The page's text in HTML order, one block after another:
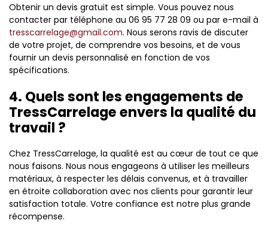
Obtenir un devis gratuit est simple. Vous pouvez nous
contacter par téléphone au 06 95 77 28 09 ou par e-mail à
tresscarrelage@gmail.com. Nous serons ravis de discuter
de votre projet, de comprendre vos besoins, et de vous
fournir un devis personnalisé en fonction de vos
spécifications.
4. Quels sont les engagements de
TressCarrelage envers la qualité du
travail ?
Chez TressCarrelage, la qualité est au cœur de tout ce que
nous faisons. Nous nous engageons à utiliser les meilleurs
matériaux, à respecter les délais convenus, et à travailler
en étroite collaboration avec nos clients pour garantir leur
satisfaction totale. Votre confiance est notre plus grande
récompense.